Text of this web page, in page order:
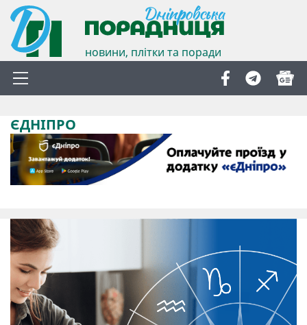
новини, плітки та поради
ЄДНІПРО